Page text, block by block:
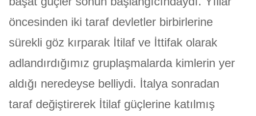
MART
için
öncesinden iki taraf devletler birbirlerine
sürekli göz kırparak İtilaf ve İttifak olarak
adlandırdığımız gruplaşmalarda kimlerin yer
aldığı neredeyse belliydi. İtalya sonradan
taraf değiştirerek İtilaf güçlerine katılmış